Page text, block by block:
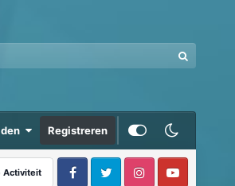
Registreren
Activiteit